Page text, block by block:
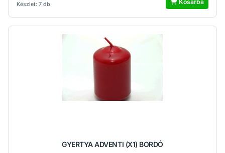
Készlet: 7 db Kosárba
GYERTYA ADVENTI (X1) BORDÓ